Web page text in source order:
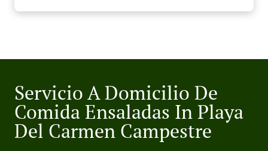
Servicio A Domicilio De
Comida Ensaladas In Playa
Del Carmen Campestre